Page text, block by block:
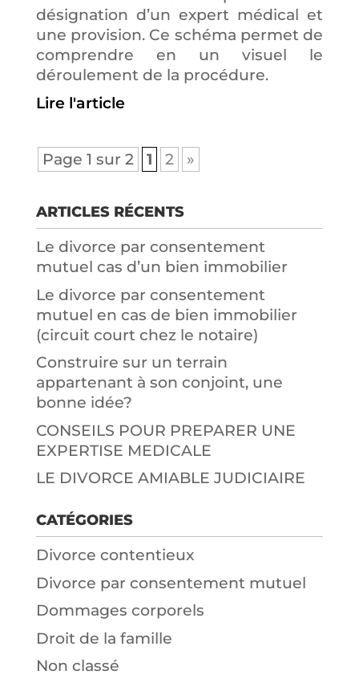
désignation d’un expert médical et
une provision. Ce schéma permet de
comprendre en un visuel le
déroulement de la procédure.
Lire l'article
Page 1 sur 2 1 2 »
ARTICLES RÉCENTS
Le divorce par consentement
mutuel cas d’un bien immobilier
Le divorce par consentement
mutuel en cas de bien immobilier
(circuit court chez le notaire)
Construire sur un terrain
appartenant à son conjoint, une
bonne idée?
CONSEILS POUR PREPARER UNE
EXPERTISE MEDICALE
LE DIVORCE AMIABLE JUDICIAIRE
CATÉGORIES
Divorce contentieux
Divorce par consentement mutuel
Dommages corporels
Droit de la famille
Non classé